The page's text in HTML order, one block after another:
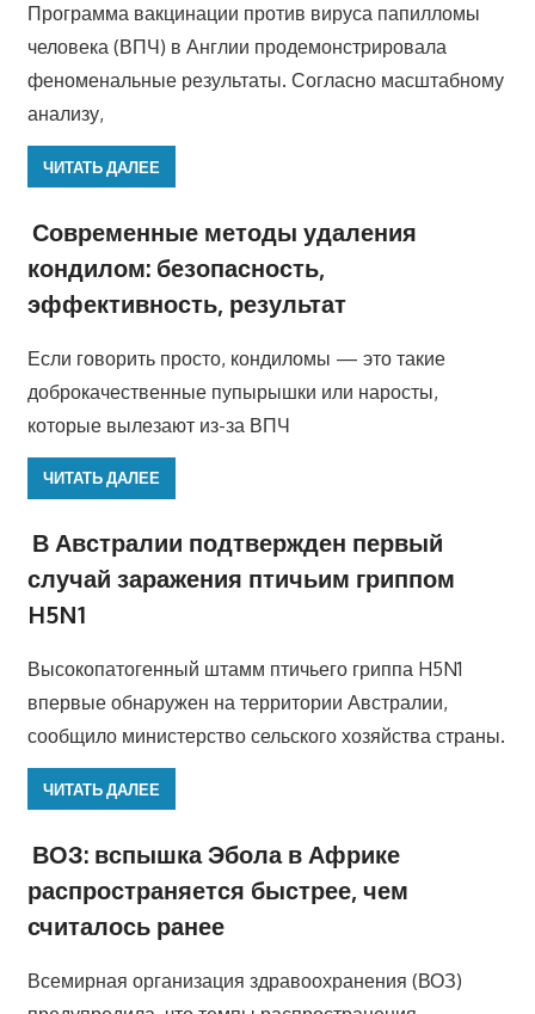
Программа вакцинации против вируса папилломы
человека (ВПЧ) в Англии продемонстрировала
феноменальные результаты. Согласно масштабному
анализу,
ЧИТАТЬ ДАЛЕЕ
Современные методы удаления
кондилом: безопасность,
эффективность, результат
Если говорить просто, кондиломы — это такие
доброкачественные пупырышки или наросты,
которые вылезают из-за ВПЧ
ЧИТАТЬ ДАЛЕЕ
В Австралии подтвержден первый
случай заражения птичьим гриппом
H5N1
Высокопатогенный штамм птичьего гриппа H5N1
впервые обнаружен на территории Австралии,
сообщило министерство сельского хозяйства страны.
ЧИТАТЬ ДАЛЕЕ
ВОЗ: вспышка Эбола в Африке
распространяется быстрее, чем
считалось ранее
Всемирная организация здравоохранения (ВОЗ)